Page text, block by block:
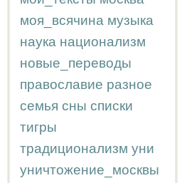
моя_всячина музыка
наука национализм
новые_переводы
православие разное
семья сны списки
тигры
традиционализм уни
уничтожение_москвы